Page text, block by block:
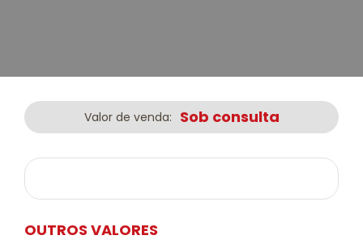
Valor de venda: Sob consulta
OUTROS VALORES